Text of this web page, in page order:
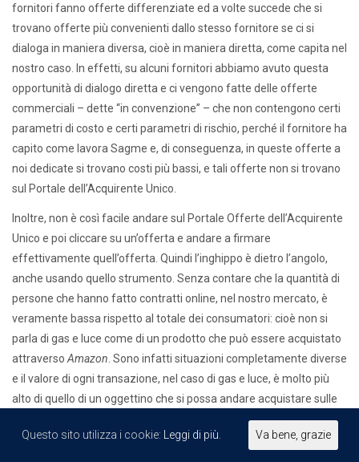
fornitori fanno offerte differenziate ed a volte succede che si
trovano offerte più convenienti dallo stesso fornitore se ci si
dialoga in maniera diversa, cioè in maniera diretta, come capita nel
nostro caso. In effetti, su alcuni fornitori abbiamo avuto questa
opportunità di dialogo diretta e ci vengono fatte delle offerte
commerciali – dette “in convenzione” – che non contengono certi
parametri di costo e certi parametri di rischio, perché il fornitore ha
capito come lavora Sagme e, di conseguenza, in queste offerte a
noi dedicate si trovano costi più bassi, e tali offerte non si trovano
sul Portale dell’Acquirente Unico.
Inoltre, non è così facile andare sul Portale Offerte dell’Acquirente
Unico e poi cliccare su un’offerta e andare a firmare
effettivamente quell’offerta. Quindi l’inghippo è dietro l’angolo,
anche usando quello strumento. Senza contare che la quantità di
persone che hanno fatto contratti online, nel nostro mercato, è
veramente bassa rispetto al totale dei consumatori: cioè non si
parla di gas e luce come di un prodotto che può essere acquistato
attraversoAmazon. Sono infatti situazioni completamente diverse
e il valore di ogni transazione, nel caso di gas e luce, è molto più
alto di quello di un oggettino che si possa andare acquistare sulle
piattaforme di e-commerce, ciò sia se si parla di un cliente
domestico, sia – a maggior ragione – se si parla di un cliente
Questo sito utilizza i cookie: Leggi di più. Va bene, grazie